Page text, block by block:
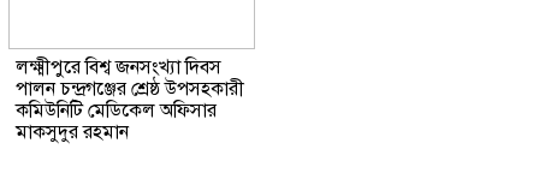
লক্ষ্মীপুরে বিশ্ব জনসংখ্যা দিবস
পালন চন্দ্রগঞ্জের শ্রেষ্ঠ উপসহকারী
কমিউনিটি মেডিকেল অফিসার
মাকসুদুর রহমান